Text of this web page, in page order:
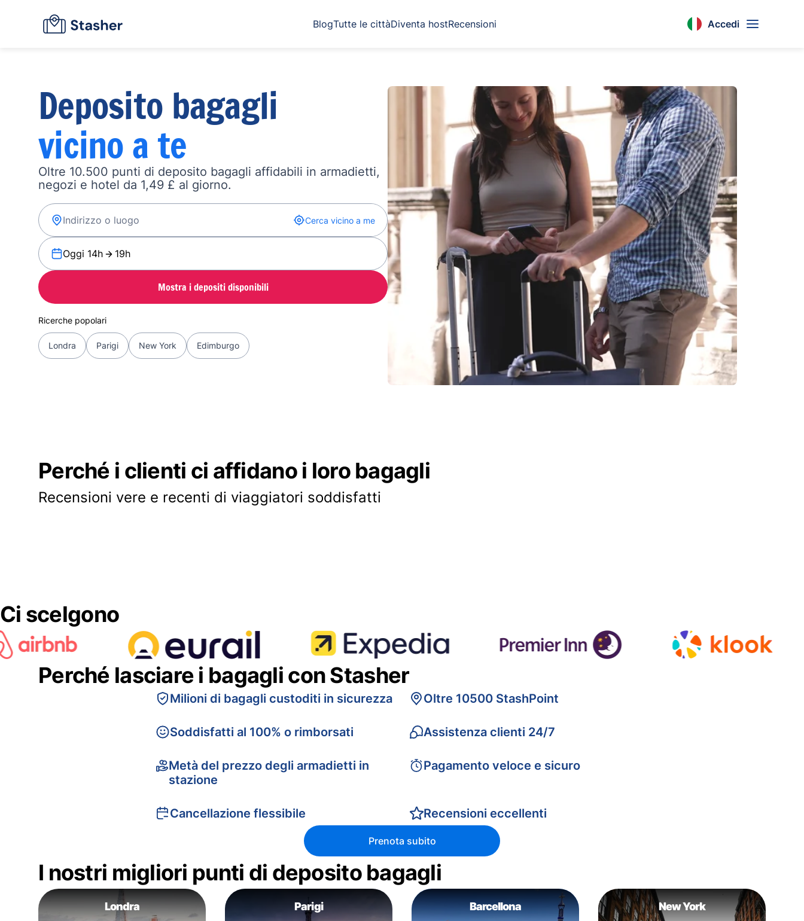
BlogTutte le cittàDiventa hostRecensioni Accedi
Deposito bagagli
vicino a te
Oltre 10.500 punti di deposito bagagli affidabili in armadietti,
negozi e hotel da 1,49 £ al giorno.
Cerca vicino a me
Oggi 14h 19h
Mostra i depositi disponibili
Ricerche popolari
Londra Parigi New York Edimburgo
Perché i clienti ci affidano i loro bagagli
Recensioni vere e recenti di viaggiatori soddisfatti
Ci scelgono
Perché lasciare i bagagli con Stasher
Milioni di bagagli custoditi in sicurezza
Soddisfatti al 100% o rimborsati
Metà del prezzo degli armadietti in
stazione
Cancellazione flessibile
Oltre 10500 StashPoint
Assistenza clienti 24/7
Pagamento veloce e sicuro
Recensioni eccellenti
Prenota subito
I nostri migliori punti di deposito bagagli
Londra Parigi Barcellona New York